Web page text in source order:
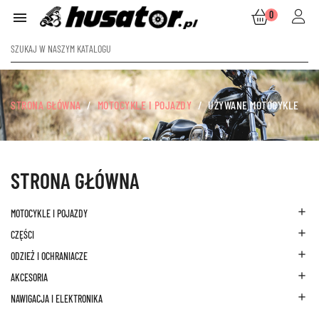
 0
STRONA GŁÓWNA MOTOCYKLE I POJAZDY UŻYWANE MOTOCYKLE
STRONA GŁÓWNA
MOTOCYKLE I POJAZDY 
CZĘŚCI 
ODZIEŻ I OCHRANIACZE 
AKCESORIA 
NAWIGACJA I ELEKTRONIKA 